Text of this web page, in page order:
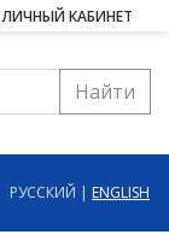
ЛИЧНЫЙ КАБИНЕТ
Найти
РУССКИЙ | ENGLISH